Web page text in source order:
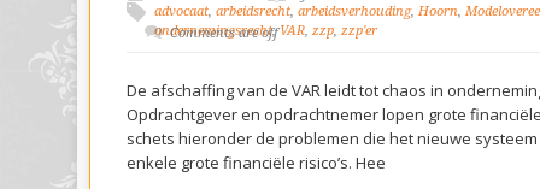
advocaat, arbeidsrecht, arbeidsverhouding, Hoorn,
ondernemingsrecht,VAR, zzp, zzp'er
Comments are off
De afschaffing van de VAR leidt tot chaos in
Opdrachtgever en opdrachtnemer lopen grote financiële
schets hieronder de problemen die het nieuwe
enkele grote financiële risico’s. Hee